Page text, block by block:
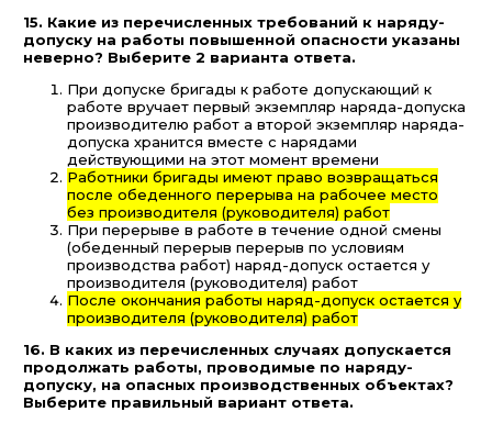
15. Какие из перечисленных требований к наряду-
допуску на работы повышенной опасности указаны
неверно? Выберите 2 варианта ответа.
При допуске бригады к работе допускающий к
работе вручает первый экземпляр наряда-допуска
производителю работ а второй экземпляр наряда-
допуска хранится вместе с нарядами
действующими на этот момент времени
Работники бригады имеют право возвращаться
после обеденного перерыва на рабочее место
без производителя (руководителя) работ
При перерыве в работе в течение одной смены
(обеденный перерыв перерыв по условиям
производства работ) наряд-допуск остается у
производителя (руководителя) работ
После окончания работы наряд-допуск остается у
производителя (руководителя) работ
16. В каких из перечисленных случаях допускается
продолжать работы, проводимые по наряду-
допуску, на опасных производственных объектах?
Выберите правильный вариант ответа.